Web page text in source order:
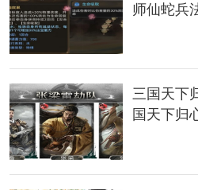
无限流修炼模拟器剑修攻略
1.神通：
前期用万剑归宗+万神剑输出这
紫霄（71级解锁变大）+骤天；
剑（只用来打boss叠剑斩），
师仙蛇兵
三国天下
国天下归